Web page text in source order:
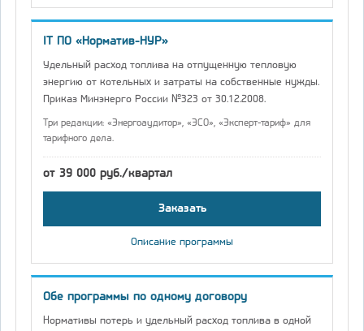
IT ПО «Норматив-НУР»
Удельный расход топлива на отпущенную тепловую
энергию от котельных и затраты на собственные нужды.
Приказ Минэнерго России №323 от 30.12.2008.
Три редакции: «Энергоаудитор», «ЭСО», «Эксперт-тариф» для
тарифного дела.
от 39 000 руб./квартал
Заказать
Описание программы
Обе программы по одному договору
Нормативы потерь и удельный расход топлива в одной